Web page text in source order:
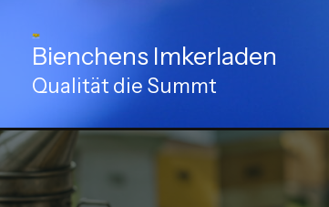
Inhalt
springenBienchens Imkerladen
Qualität die Summt